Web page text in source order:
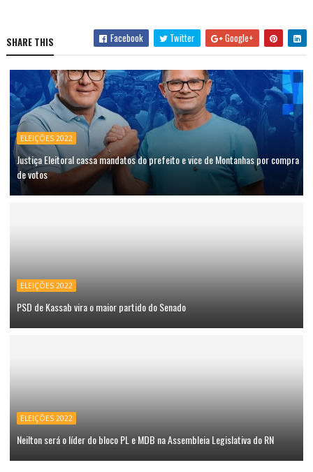
SHARE THIS Facebook Twitter Google+
ELEIÇÕES 2022
Justiça Eleitoral cassa mandatos do prefeito e vice de Montanhas por compra
de votos
ELEIÇÕES 2022
PSD de Kassab vira o maior partido do Senado
ELEIÇÕES 2022
Neilton será o líder do bloco PL e MDB na Assembleia Legislativa do RN